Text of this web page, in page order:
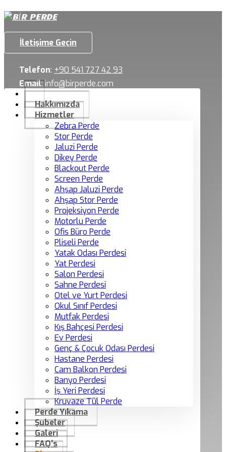
İletişime Geçin
Telefon: +90 541 727 42 93
Email:info@birperde.com
Hakkımızda
Hizmetler
Zebra Perde
Stor Perde
Jaluzi Perde
Dikey Perde
Blackout Perde
Screen Perde
Ahşap Jaluzi Perde
Ahşap Stor Perde
Projeksiyon Perde
Motorlu Perde
Ofis Büro Perde
Pliseli Perde
Yatak Odası Perdesi
Yat Perdesi
Salon Perdesi
Sahne Perdesi
Otel ve Yurt Perdesi
Okul Sınıf Perdesi
Mutfak Perdesi
Kış Bahçesi Perdesi
Ev Perdesi
Genç & Çocuk Odası Perdesi
Hastane Perdesi
Cam Balkon Perdesi
Banyo Perdesi
İş Yeri Perdesi
Kruvaze Tül Perde
Perde Yıkama
Şubeler
Galeri
FAQ’s